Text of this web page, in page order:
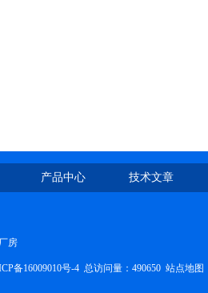
产品中心 技术文章
房
备16009010号-4 总访问量：490650 站点地图